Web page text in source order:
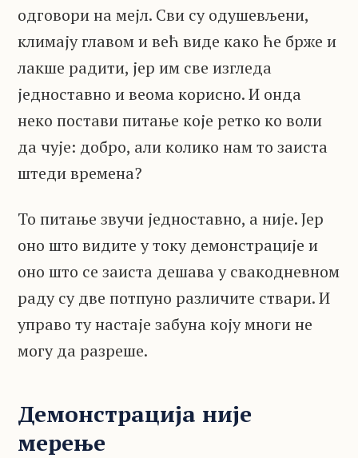
одговори на мејл. Сви су одушевљени,
климају главом и већ виде како ће брже и
лакше радити, јер им све изгледа
једноставно и веома корисно. И онда
неко постави питање које ретко ко воли
да чује: добро, али колико нам то заиста
штеди времена?
То питање звучи једноставно, а није. Јер
оно што видите у току демонстрације и
оно што се заиста дешава у свакодневном
раду су две потпуно различите ствари. И
управо ту настаје забуна коју многи не
могу да разреше.
Демонстрација није
мерење